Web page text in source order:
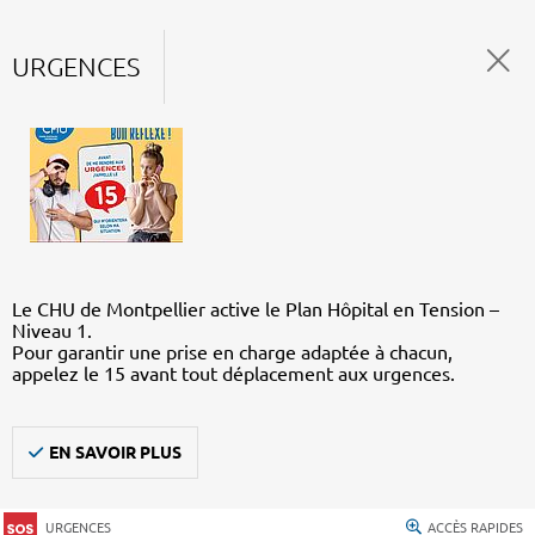
URGENCES
Le CHU de Montpellier active le Plan Hôpital en Tension –
Niveau 1.
Pour garantir une prise en charge adaptée à chacun,
appelez le 15 avant tout déplacement aux urgences.
EN SAVOIR PLUS
URGENCES ACCÈS RAPIDES